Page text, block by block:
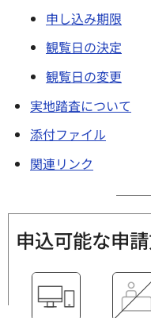
申し込み期限
観覧日の決定
観覧日の変更
実地踏査について
添付ファイル
関連リンク
申込可能な申